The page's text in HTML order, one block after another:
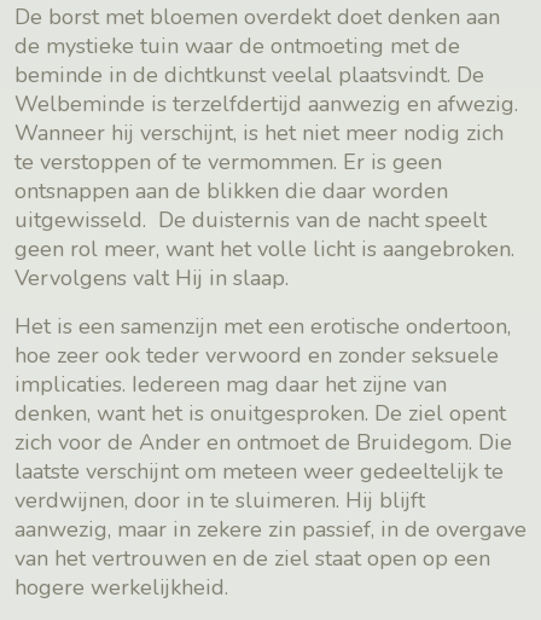
De borst met bloemen overdekt doet denken aan
de mystieke tuin waar de ontmoeting met de
beminde in de dichtkunst veelal plaatsvindt. De
Welbeminde is terzelfdertijd aanwezig en afwezig.
Wanneer hij verschijnt, is het niet meer nodig zich
te verstoppen of te vermommen. Er is geen
ontsnappen aan de blikken die daar worden
uitgewisseld. De duisternis van de nacht speelt
geen rol meer, want het volle licht is aangebroken.
Vervolgens valt Hij in slaap.
Het is een samenzijn met een erotische ondertoon,
hoe zeer ook teder verwoord en zonder seksuele
implicaties. Iedereen mag daar het zijne van
denken, want het is onuitgesproken. De ziel opent
zich voor de Ander en ontmoet de Bruidegom. Die
laatste verschijnt om meteen weer gedeeltelijk te
verdwijnen, door in te sluimeren. Hij blijft
aanwezig, maar in zekere zin passief, in de overgave
van het vertrouwen en de ziel staat open op een
hogere werkelijkheid.